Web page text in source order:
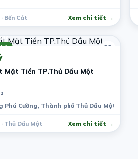
Bến Cát Xem chi tiết →
Mặt Tiền TP.Thủ Dầu Một
Phú Cường, Thành phố Thủ Dầu Một, Bình
Thủ Dầu Một Xem chi tiết →